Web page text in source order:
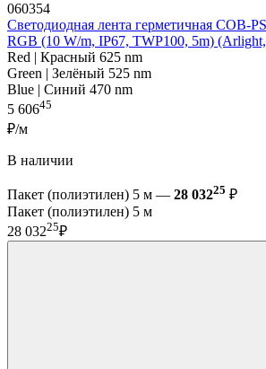
060354
Светодиодная лента герметичная COB-
RGB (10 W/m, IP67, TWP100, 5m)
Red | Красный 625 nm
Green | Зелёный 525 nm
Blue | Синий 470 nm
5 60645
₽/м
В наличии
Пакет (полиэтилен) 5 м — 28 03225 ₽
Пакет (полиэтилен) 5 м
28 03225₽